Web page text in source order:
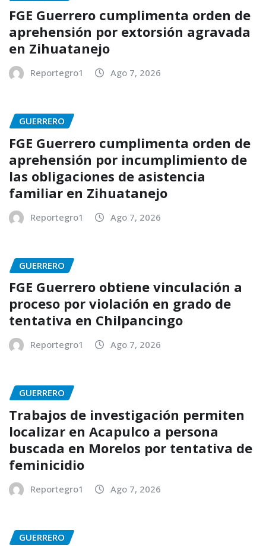
FGE Guerrero cumplimenta orden de
aprehensión por extorsión agravada
en Zihuatanejo
Reportegro1 Ago 7, 2026
GUERRERO
FGE Guerrero cumplimenta orden de
aprehensión por incumplimiento de
las obligaciones de asistencia
familiar en Zihuatanejo
Reportegro1 Ago 7, 2026
GUERRERO
FGE Guerrero obtiene vinculación a
proceso por violación en grado de
tentativa en Chilpancingo
Reportegro1 Ago 7, 2026
GUERRERO
Trabajos de investigación permiten
localizar en Acapulco a persona
buscada en Morelos por tentativa de
feminicidio
Reportegro1 Ago 7, 2026
GUERRERO